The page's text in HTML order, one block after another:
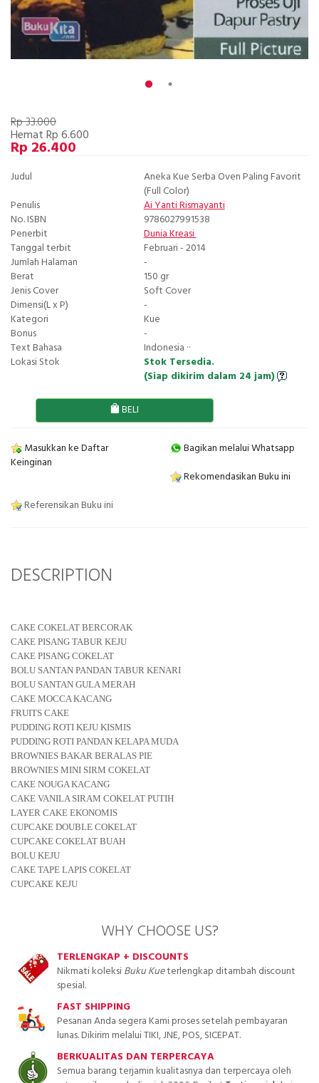
Rp 33.000
Hemat Rp 6.600
Rp 26.400
Judul
Aneka Kue Serba Oven Paling Favorit
(Full Color)
Penulis
Ai Yanti Rismayanti
No. ISBN
9786027991538
Penerbit
Dunia Kreasi
Tanggal terbit
Februari - 2014
Jumlah Halaman
-
Berat
150 gr
Jenis Cover
Soft Cover
Dimensi(L x P)
-
Kategori
Kue
Bonus
-
Text Bahasa
Indonesia ··
Lokasi Stok
Stok Tersedia.
(Siap dikirim dalam 24 jam)
BELI
Masukkan ke Daftar
Keinginan
Bagikan melalui Whatsapp
Rekomendasikan Buku ini
Referensikan Buku ini
DESCRIPTION
CAKE COKELAT BERCORAK
CAKE PISANG TABUR KEJU
CAKE PISANG COKELAT
BOLU SANTAN PANDAN TABUR KENARI
BOLU SANTAN GULA MERAH
CAKE MOCCA KACANG
FRUITS CAKE
PUDDING ROTI KEJU KISMIS
PUDDING ROTI PANDAN KELAPA MUDA
BROWNIES BAKAR BERALAS PIE
BROWNIES MINI SIRM COKELAT
CAKE NOUGA KACANG
CAKE VANILA SIRAM COKELAT PUTIH
LAYER CAKE EKONOMIS
CUPCAKE DOUBLE COKELAT
CUPCAKE COKELAT BUAH
BOLU KEJU
CAKE TAPE LAPIS COKELAT
CUPCAKE KEJU
WHY CHOOSE US?
TERLENGKAP + DISCOUNTS
Nikmati koleksiBuku Kueterlengkap ditambah discount
spesial.
FAST SHIPPING
Pesanan Anda segera Kami proses setelah pembayaran
lunas. Dikirim melalui TIKI, JNE, POS, SICEPAT.
BERKUALITAS DAN TERPERCAYA
Semua barang terjamin kualitasnya dan terpercaya oleh